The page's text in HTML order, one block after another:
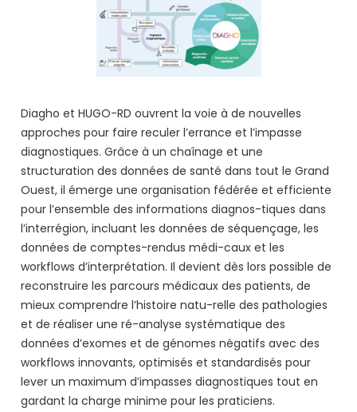
Diagho et HUGO-RD ouvrent la voie à de nouvelles
approches pour faire reculer l’errance et l’impasse
diagnostiques. Grâce à un chaînage et une
structuration des données de santé dans tout le Grand
Ouest, il émerge une organisation fédérée et efficiente
pour l’ensemble des informations diagnos-tiques dans
l’interrégion, incluant les données de séquençage, les
données de comptes-rendus médi-caux et les
workflows d’interprétation. Il devient dès lors possible de
reconstruire les parcours médicaux des patients, de
mieux comprendre l’histoire natu-relle des pathologies
et de réaliser une ré-analyse systématique des
données d’exomes et de génomes négatifs avec des
workflows innovants, optimisés et standardisés pour
lever un maximum d’impasses diagnostiques tout en
gardant la charge minime pour les praticiens.